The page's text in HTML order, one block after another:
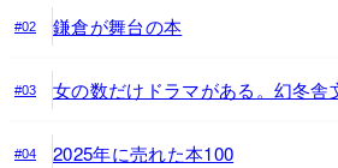
#02 鎌倉が舞台の本
#03 女の数だけドラマがある。幻冬舎
#04 2025年に売れた本100